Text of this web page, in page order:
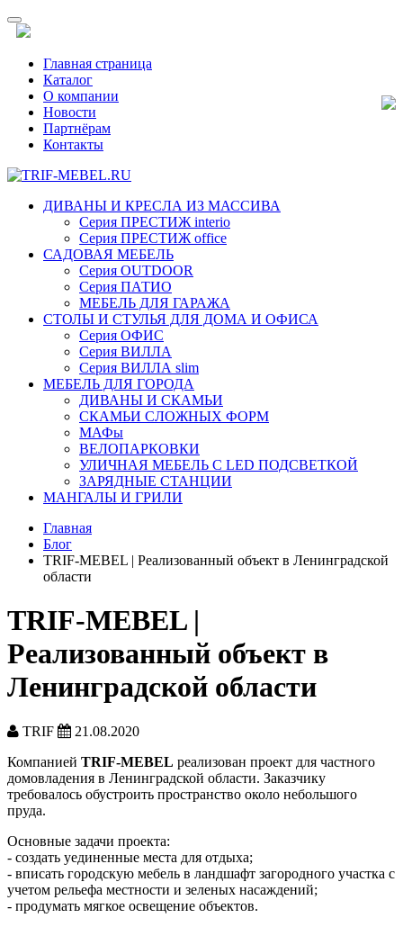
Главная страница
Каталог
О компании
Новости
Партнёрам
Контакты
ДИВАНЫ И КРЕСЛА ИЗ МАССИВА
Серия ПРЕСТИЖ interio
Серия ПРЕСТИЖ office
САДОВАЯ МЕБЕЛЬ
Серия OUTDOOR
Серия ПАТИО
МЕБЕЛЬ ДЛЯ ГАРАЖА
СТОЛЫ И СТУЛЬЯ ДЛЯ ДОМА И ОФИСА
Серия ОФИС
Серия ВИЛЛА
Серия ВИЛЛА slim
МЕБЕЛЬ ДЛЯ ГОРОДА
ДИВАНЫ И СКАМЬИ
СКАМЬИ СЛОЖНЫХ ФОРМ
МАФы
ВЕЛО­ПАРКОВКИ
УЛИЧНАЯ МЕБЕЛЬ С LED ПОДСВЕТКОЙ
ЗАРЯДНЫЕ СТАНЦИИ
МАНГАЛЫ И ГРИЛИ
Главная
Блог
TRIF-MEBEL | Реализованный объект в Ленинградской
области
TRIF-MEBEL |
Реализованный объект в
Ленинградской области
TRIF
21.08.2020
Компанией TRIF-MEBEL реализован проект для частного
домовладения в Ленинградской области. Заказчику
требовалось обустроить пространство около небольшого
пруда.
Основные задачи проекта:
- создать уединенные места для отдыха;
- вписать городскую мебель в ландшафт загородного участка с
учетом рельефа местности и зеленых насаждений;
- продумать мягкое освещение объектов.